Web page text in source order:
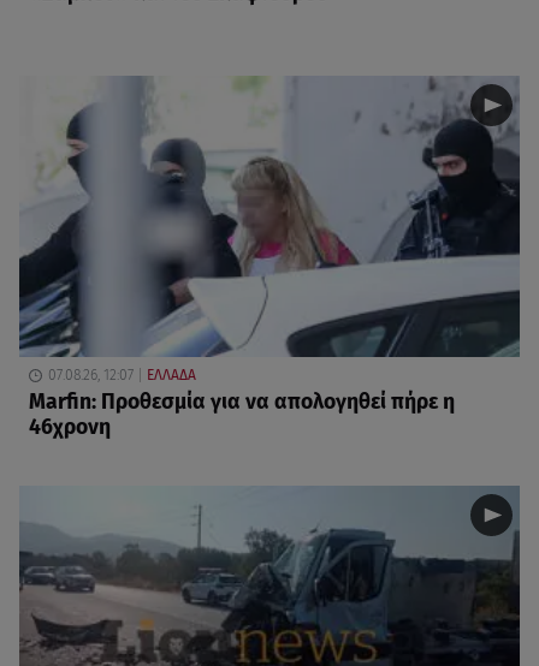
07.08.26, 12:07 ΕΛΛΑΔΑ
Marfin: Προθεσμία για να απολογηθεί πήρε η
46χρονη